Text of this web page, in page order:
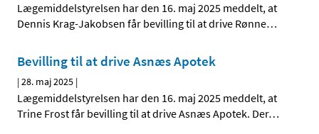
Lægemiddelstyrelsen har den 16. maj 2025 meddelt, at
Dennis Krag-Jakobsen får bevilling til at drive Rønne…
Bevilling til at drive Asnæs Apotek
|28. maj 2025 |
Lægemiddelstyrelsen har den 16. maj 2025 meddelt, at
Trine Frost får bevilling til at drive Asnæs Apotek. Der…